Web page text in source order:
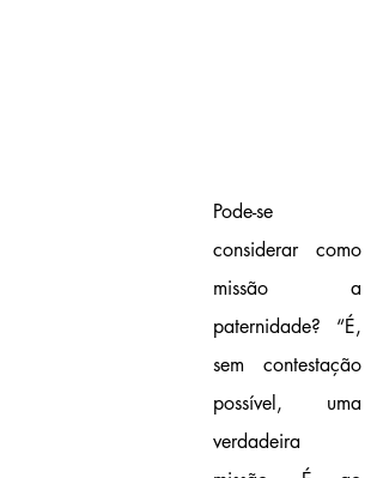
Pode-se
considerar como
missão a
paternidade? “É,
sem contestação
possível, uma
verdadeira